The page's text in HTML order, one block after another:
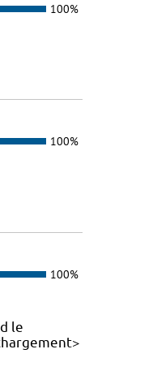
100%
100%
100%
le